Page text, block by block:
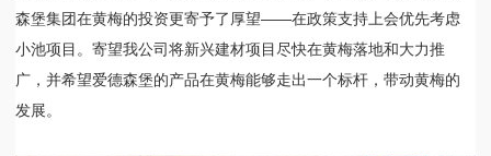
森堡集团在黄梅的投资更寄予了厚望——在政策支持上会优先考虑
小池项目。寄望我公司将新兴建材项目尽快在黄梅落地和大力推
广，并希望爱德森堡的产品在黄梅能够走出一个标杆，带动黄梅的
发展。